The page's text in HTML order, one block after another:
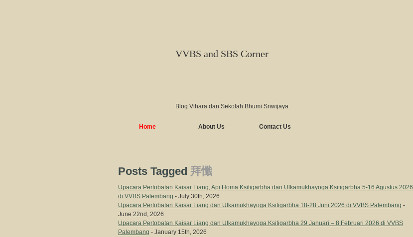
VVBS and SBS Corner
Blog Vihara dan Sekolah Bhumi Sriwijaya
Home About Us Contact Us
Posts Tagged 拜懺
Upacara Pertobatan Kaisar Liang, Api Homa Ksitigarbha dan Ulkamukhayoga Ksitigarbha 5-16 Agustus 2026
di VVBS Palembang - July 30th, 2026
Upacara Pertobatan Kaisar Liang dan Ulkamukhayoga Ksitigarbha 18-28 Juni 2026 di VVBS Palembang -
June 22nd, 2026
Upacara Pertobatan Kaisar Liang dan Ulkamukhayoga Ksitigarbha 29 Januari – 8 Februari 2026 di VVBS
Palembang - January 15th, 2026